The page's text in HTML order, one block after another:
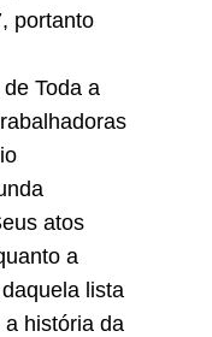
portanto
Toda a
atos
a
lista
história da